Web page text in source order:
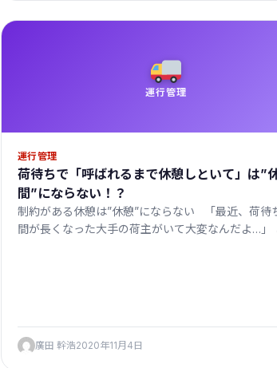
運行管理
運行管理
荷待ちで「呼ばれるまで休憩しといて」は”
間”にならない！？
制約がある休憩は”休憩”にならない 「最近、荷待
間が長くなった大手の荷主がいて大変なんだよ…」
廣田 幹浩2020年11月4日